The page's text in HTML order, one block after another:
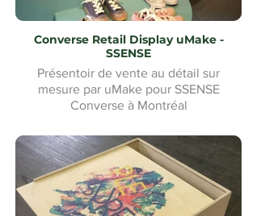
Converse Retail Display uMake -
SSENSE
Présentoir de vente au détail sur
mesure par uMake pour SSENSE
Converse à Montréal